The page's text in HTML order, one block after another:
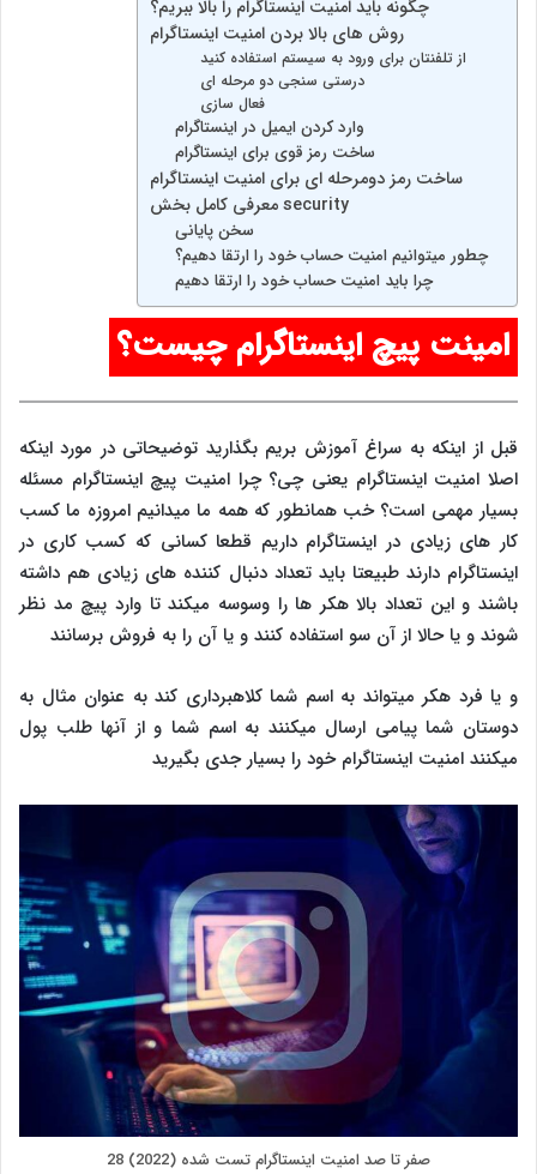
چگونه باید امنیت اینستاگرام را بالا ببریم؟
روش های بالا بردن امنیت اینستاگرام
از تلفنتان برای ورود به سیستم استفاده کنید
درستی سنجی دو مرحله ای
فعال سازی
وارد کردن ایمیل در اینستاگرام
ساخت رمز قوی برای اینستاگرام
ساخت رمز دومرحله ای برای امنیت اینستاگرام
معرفی کامل بخش security
سخن پایانی
چطور میتوانیم امنیت حساب خود را ارتقا دهیم؟
چرا باید امنیت حساب خود را ارتقا دهیم
امینت پیچ اینستاگرام چیست؟
قبل از اینکه به سراغ آموزش بریم بگذارید توضیحاتی در مورد اینکه
اصلا امنیت اینستاگرام یعنی چی؟ چرا امنیت پیچ اینستاگرام مسئله
بسیار مهمی است؟ خب همانطور که همه ما میدانیم امروزه ما کسب
کار های زیادی در اینستاگرام داریم قطعا کسانی که کسب کاری در
اینستاگرام دارند طبیعتا باید تعداد دنبال کننده های زیادی هم داشته
باشند و این تعداد بالا هکر ها را وسوسه میکند تا وارد پیچ مد نظر
شوند و یا حالا از آن سو استفاده کنند و یا آن را به فروش برسانند
و یا فرد هکر میتواند به اسم شما کلاهبرداری کند به عنوان مثال به
دوستان شما پیامی ارسال میکنند به اسم شما و از آنها طلب پول
میکنند امنیت اینستاگرام خود را بسیار جدی بگیرید
صفر تا صد امنیت اینستاگرام تست شده (2022) 28